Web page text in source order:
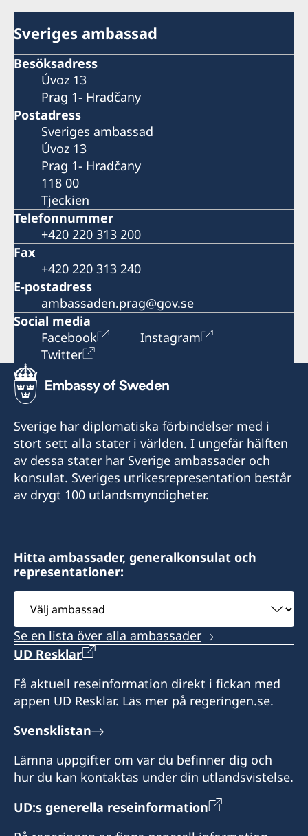
Sveriges ambassad
Besöksadress
Úvoz 13
Prag 1- Hradčany
Postadress
Sveriges ambassad
Úvoz 13
Prag 1- Hradčany
118 00
Tjeckien
Telefonnummer
+420 220 313 200
Fax
+420 220 313 240
E-postadress
ambassaden.prag@gov.se
Social media
Facebook
Instagram
Twitter
Sverige har diplomatiska förbindelser med i
stort sett alla stater i världen. I ungefär hälften
av dessa stater har Sverige ambassader och
konsulat. Sveriges utrikesrepresentation består
av drygt 100 utlandsmyndigheter.
Hitta ambassader, generalkonsulat och
representationer:
Välj
ambassad
Se en lista över alla ambassader
UD Resklar
Få aktuell reseinformation direkt i fickan med
appen UD Resklar. Läs mer på regeringen.se.
Svensklistan
Lämna uppgifter om var du befinner dig och
hur du kan kontaktas under din utlandsvistelse.
UD:s generella reseinformation